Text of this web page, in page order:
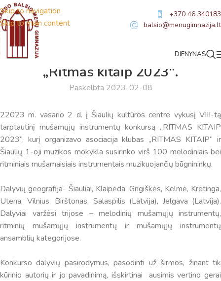
Skip to navigation
Skip to main content
+370 46 340183
balsio@menugimnazija.lt
DIENYNAS
„Ritmas kitaip 2023″.
Paskelbta 2023-02-08
22023 m. vasario 2 d. į Šiaulių kultūros centre vykusį VIII-tą
tarptautinį mušamųjų instrumentų konkursą „RITMAS KITAIP
2023“, kurį organizavo asociacija klubas „RITMAS KITAIP“ ir
Šiaulių 1-oji muzikos mokykla susirinko virš 100 melodiniais bei
ritminiais mušamaisiais instrumentais muzikuojančių būgnininkų.
Dalyvių geografija- Šiauliai, Klaipėda, Grigiškės, Kelmė, Kretinga,
Utena, Vilnius, Birštonas, Salaspilis (Latvija), Jelgava (Latvija).
Dalyviai varžėsi trijose – melodinių mušamųjų instrumentų,
ritminių mušamųjų instrumentų ir mušamųjų instrumentų
ansamblių kategorijose.
Konkurso dalyvių pasirodymus, pasodinti už širmos, žinant tik
kūrinio autorių ir jo pavadinimą, išskirtinai ausimis vertino gerai